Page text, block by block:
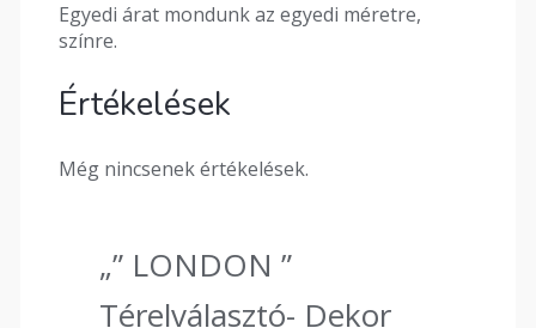
Egyedi árat mondunk az egyedi méretre,
színre.
Értékelések
Még nincsenek értékelések.
„” LONDON ”
Térelválasztó- Dekor